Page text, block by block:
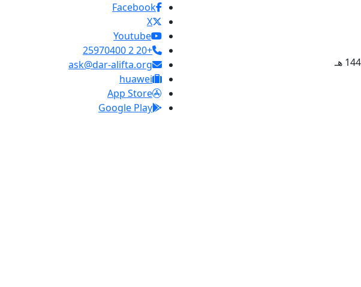
Facebook
X
Youtube
+20 2 25970400
ask@dar-alifta.org
huawei
App Store
Google Play